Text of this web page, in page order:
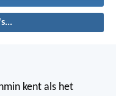
kent als het